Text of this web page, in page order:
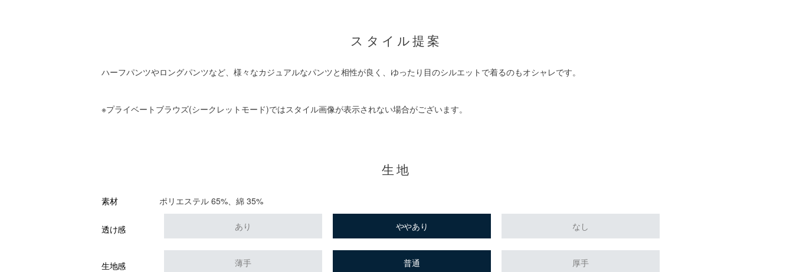
スタイル提案
ハーフパンツやロングパンツなど、様々なカジュアルなパンツと相性が良く、ゆったり目のシルエットで着るのもオシャレです。
※プライベートブラウズ(シークレットモード)ではスタイル画像が表示されない場合がございます。
生地
素材 ポリエステル 65%、綿 35%
透け感 あり ややあり なし
生地感 薄手 普通 厚手